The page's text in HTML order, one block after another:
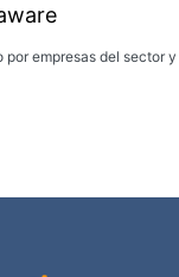
empresas del sector